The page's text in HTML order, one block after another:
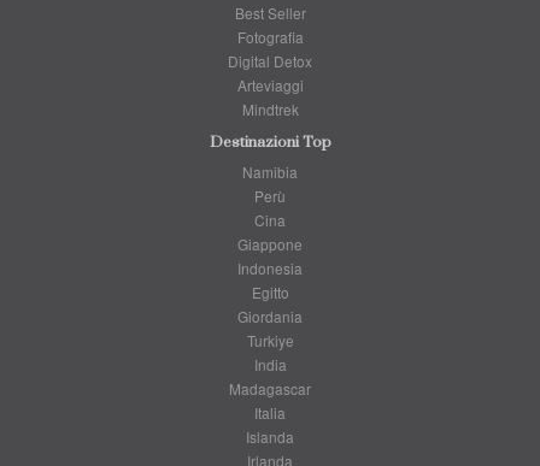
Best Seller
Fotografia
Digital Detox
Arteviaggi
Mindtrek
Destinazioni Top
Namibia
Perù
Cina
Giappone
Indonesia
Egitto
Giordania
Turkiye
India
Madagascar
Italia
Islanda
Irlanda